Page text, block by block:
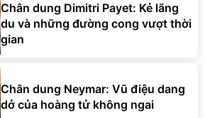
Chân dung Dimitri Payet: Kẻ lãng
du và những đường cong vượt thời
gian
Chân dung Neymar: Vũ điệu dang
dở của hoàng tử không ngai